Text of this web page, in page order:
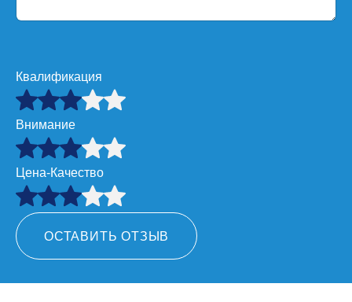
Квалификация
Внимание
Цена-Качество
ОСТАВИТЬ ОТЗЫВ